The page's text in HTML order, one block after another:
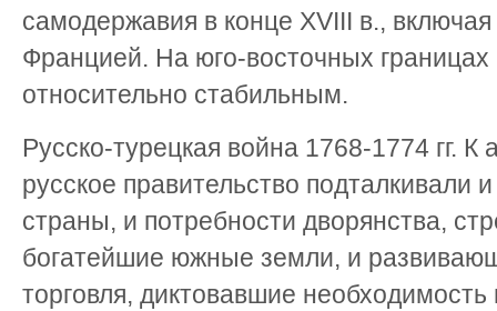
самодержавия в конце XVIII в.,
Францией. На юго-восточных
относительно стабильным.
Русско-турецкая война 1768-1774 гг.
русское правительство подталкивали
страны, и потребности дворянства,
богатейшие южные земли, и
торговля, диктовавшие